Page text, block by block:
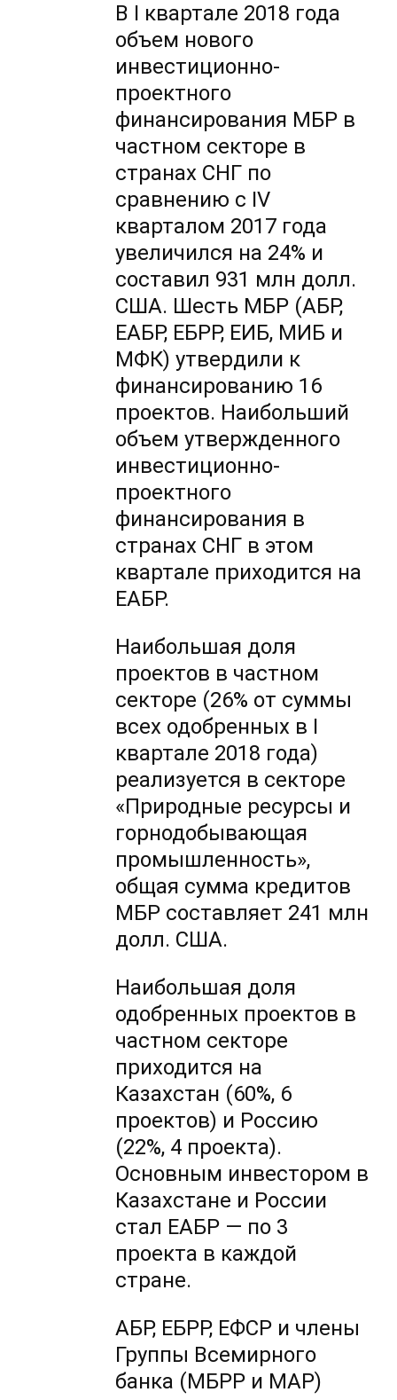
В I квартале 2018 года
объем нового
инвестиционно-
проектного
финансирования МБР в
частном секторе в
странах СНГ по
сравнению с IV
кварталом 2017 года
увеличился на 24% и
составил 931 млн долл.
США. Шесть МБР (АБР,
ЕАБР, ЕБРР, ЕИБ, МИБ и
МФК) утвердили к
финансированию 16
проектов. Наибольший
объем утвержденного
инвестиционно-
проектного
финансирования в
странах СНГ в этом
квартале приходится на
ЕАБР.
Наибольшая доля
проектов в частном
секторе (26% от суммы
всех одобренных в I
квартале 2018 года)
реализуется в секторе
«Природные ресурсы и
горнодобывающая
промышленность»,
общая сумма кредитов
МБР составляет 241 млн
долл. США.
Наибольшая доля
одобренных проектов в
частном секторе
приходится на
Казахстан (60%, 6
проектов) и Россию
(22%, 4 проекта).
Основным инвестором в
Казахстане и России
стал ЕАБР — по 3
проекта в каждой
стране.
АБР, ЕБРР, ЕФСР и члены
Группы Всемирного
банка (МБРР и МАР)